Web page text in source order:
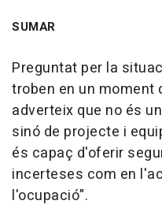
SUMAR
Preguntat per la
troben en un moment
adverteix que no és
sinó de projecte i
és capaç d'oferir
incerteses com en
l'ocupació".